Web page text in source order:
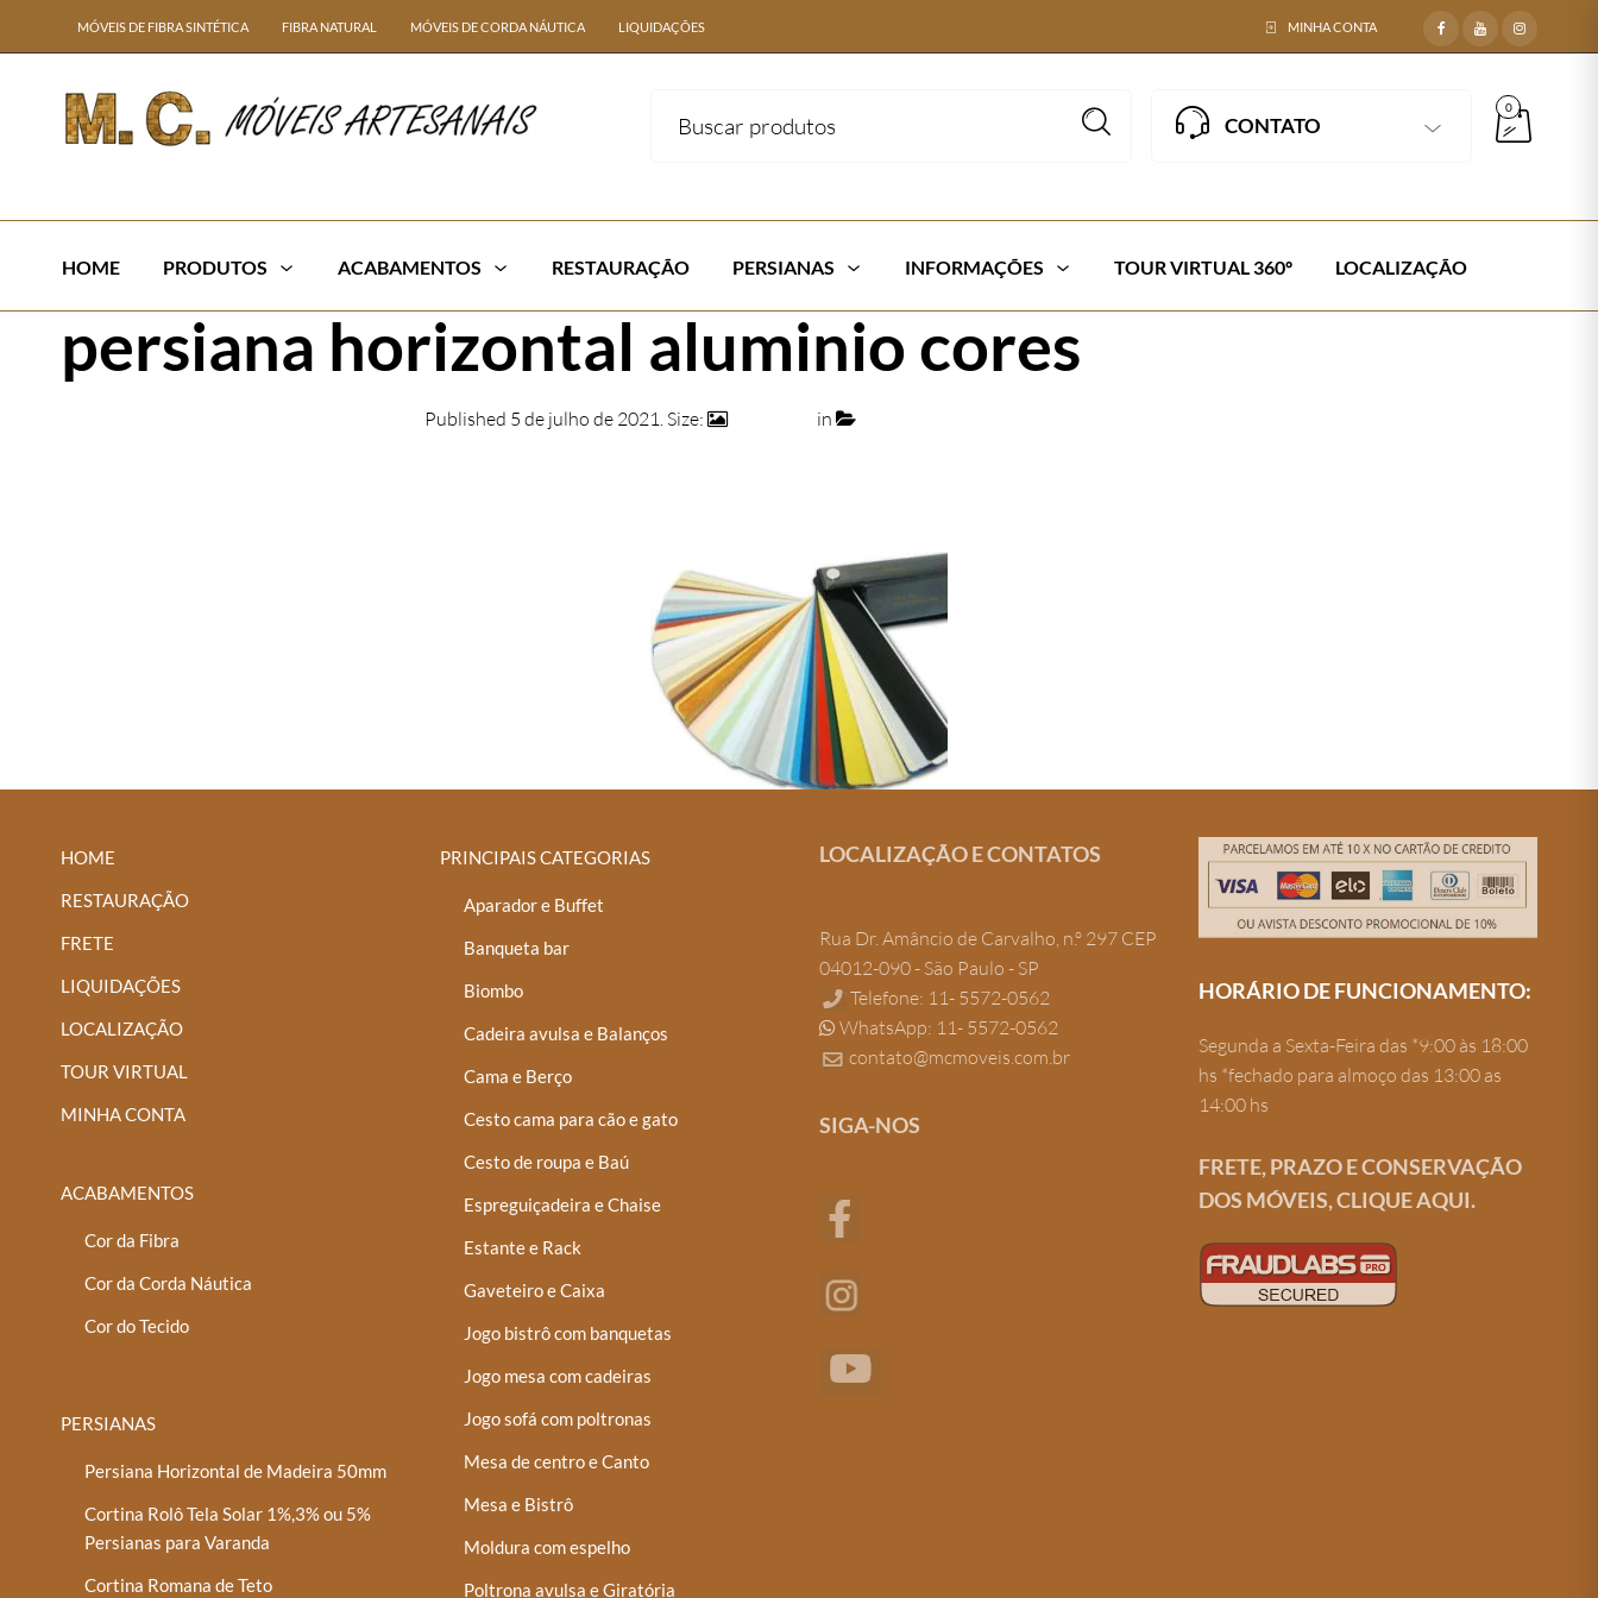
MÓVEIS DE FIBRA SINTÉTICA FIBRA NATURAL MÓVEIS DE CORDA NÁUTICA LIQUIDAÇÕES MINHA CONTA
CONTATO
0
HOME PRODUTOS ACABAMENTOS RESTAURAÇÃO PERSIANAS INFORMAÇÕES TOUR VIRTUAL 360º LOCALIZAÇÃO
persiana horizontal aluminio cores
Published 5 de julho de 2021 . Size: in
HOME
RESTAURAÇÃO
FRETE
LIQUIDAÇÕES
LOCALIZAÇÃO
TOUR VIRTUAL
MINHA CONTA
ACABAMENTOS
Cor da Fibra
Cor da Corda Náutica
Cor do Tecido
PERSIANAS
Persiana Horizontal de Madeira 50mm
Cortina Rolô Tela Solar 1%,3% ou 5%
Persianas para Varanda
Cortina Romana de Teto
PRINCIPAIS CATEGORIAS
Aparador e Buffet
Banqueta bar
Biombo
Cadeira avulsa e Balanços
Cama e Berço
Cesto cama para cão e gato
Cesto de roupa e Baú
Espreguiçadeira e Chaise
Estante e Rack
Gaveteiro e Caixa
Jogo bistrô com banquetas
Jogo mesa com cadeiras
Jogo sofá com poltronas
Mesa de centro e Canto
Mesa e Bistrô
Moldura com espelho
Poltrona avulsa e Giratória
LOCALIZAÇÃO E CONTATOS
Rua Dr. Amâncio de Carvalho, n.º 297 CEP
04012-090 - São Paulo - SP
Telefone: 11- 5572-0562
WhatsApp: 11- 5572-0562
contato@mcmoveis.com.br
SIGA-NOS
HORÁRIO DE FUNCIONAMENTO:
Segunda a Sexta-Feira das *9:00 às 18:00
hs *fechado para almoço das 13:00 as
14:00 hs
FRETE, PRAZO E CONSERVAÇÃO
DOS MÓVEIS, CLIQUE AQUI.